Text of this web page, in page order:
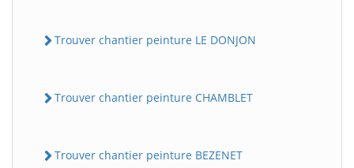
Trouver chantier peinture LE DONJON
Trouver chantier peinture CHAMBLET
Trouver chantier peinture BEZENET